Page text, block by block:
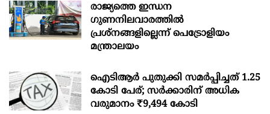
രാജ്യത്തെ ഇന്ധന
ഗുണനിലവാരത്തില്‍
പ്രശ്‌നങ്ങളില്ലെന്ന് പെട്രോളിയം
മന്ത്രാലയം
ഐടിആര്‍ പുതുക്കി സമർപ്പിച്ചത് 1.25
കോടി പേര്; സർക്കാരിന് അധിക
വരുമാനം ₹9,494 കോടി